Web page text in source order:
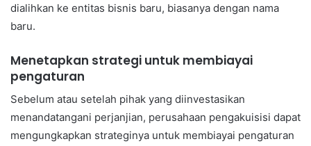
dialihkan ke entitas bisnis baru, biasanya dengan nama
baru.
Menetapkan strategi untuk membiayai
pengaturan
Sebelum atau setelah pihak yang diinvestasikan
menandatangani perjanjian, perusahaan pengakuisisi dapat
mengungkapkan strateginya untuk membiayai pengaturan